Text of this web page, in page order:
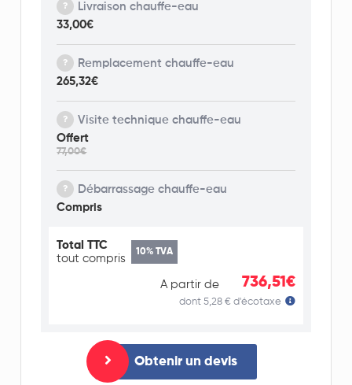
Livraison chauffe-eau
33,00€
Remplacement chauffe-eau
265,32€
Visite technique chauffe-eau
Offert
77,00€
Débarrassage chauffe-eau
Compris
Total TTC
tout compris
10% TVA
A partir de 736,51€
dont 5,28 € d'écotaxe
Obtenir un devis